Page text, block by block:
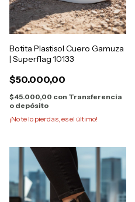
Botita Plastisol Cuero Gamuza
| Superflag 10133
$50.000,00
$45.000,00 con Transferencia
o depósito
¡No te lo pierdas, es el último!